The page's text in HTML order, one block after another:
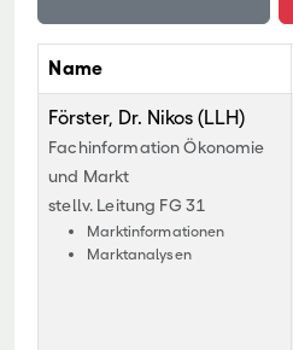
Name
Förster, Dr. Nikos (LLH)
Fachinformation Ökonomie
und Markt
stellv. Leitung FG 31
Marktinformationen
Marktanalysen